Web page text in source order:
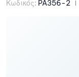
Κωδικός: PA356-2